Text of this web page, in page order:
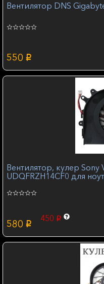
Вентилятор DNS
550 p
Вентилятор, кулер Sony
UDQFRZH14CF0 для
580 p
450 p